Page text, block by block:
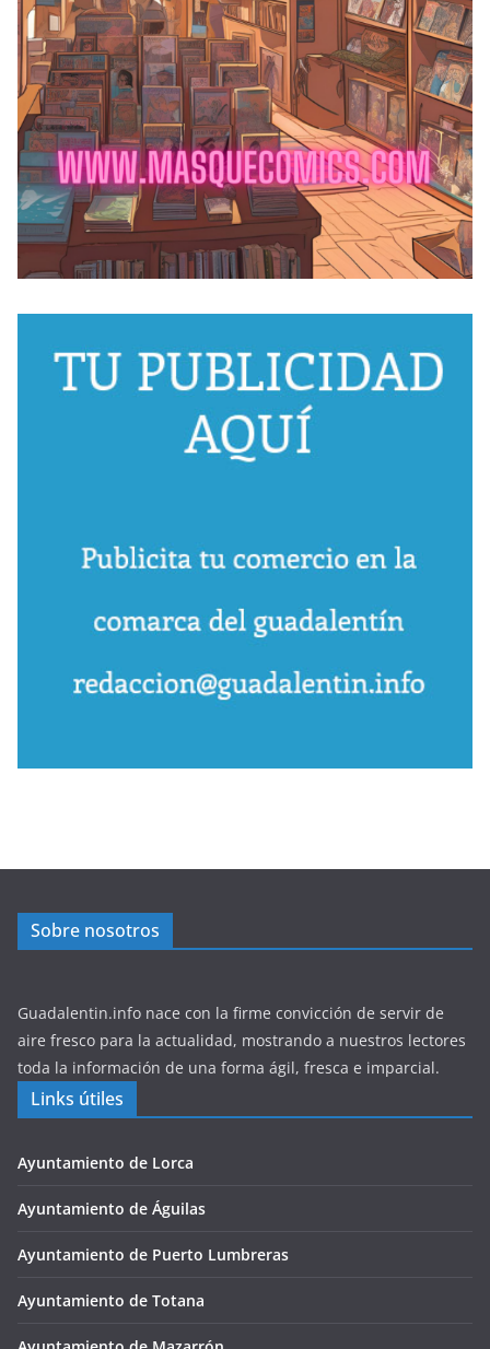
Sobre nosotros
Guadalentin.info nace con la firme convicción de servir de
aire fresco para la actualidad, mostrando a nuestros lectores
toda la información de una forma ágil, fresca e imparcial.
Links útiles
Ayuntamiento de Lorca
Ayuntamiento de Águilas
Ayuntamiento de Puerto Lumbreras
Ayuntamiento de Totana